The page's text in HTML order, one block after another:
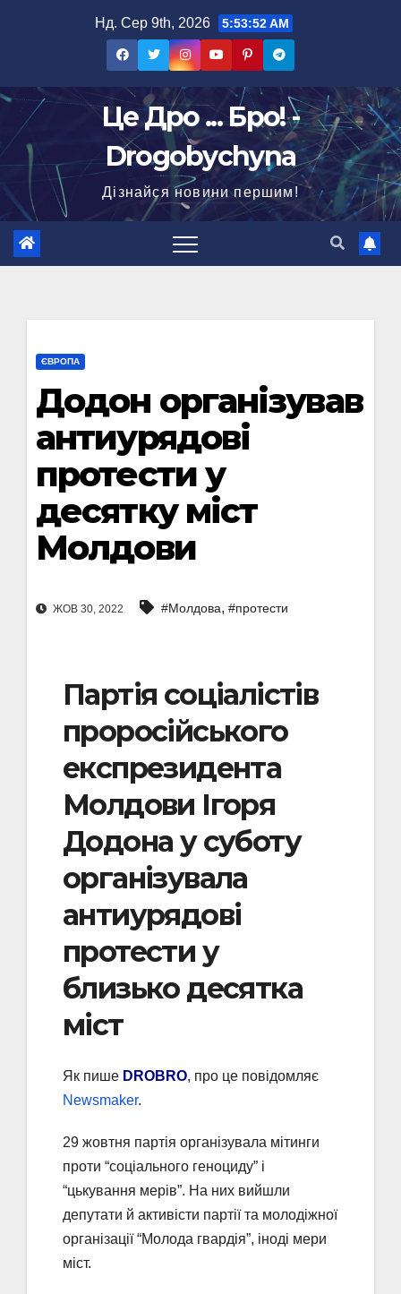
Нд. Сер 9th, 2026 5:53:53 AM
Це Дро ... Бро! -
Drogobychyna
Дізнайся новини першим!
ЄВРОПА
Додон організував
антиурядові
протести у
десятку міст
Молдови
ЖОВ 30, 2022 #Молдова, #протести
Партія соціалістів
проросійського
експрезидента
Молдови Ігоря
Додона у суботу
організувала
антиурядові
протести у
близько десятка
міст
Як пише DROBRO, про це повідомляє
Newsmaker.
29 жовтня партія організувала мітинги
проти “соціального геноциду” і
“цькування мерів”. На них вийшли
депутати й активісти партії та молодіжної
організації “Молода гвардія”, іноді мери
міст.